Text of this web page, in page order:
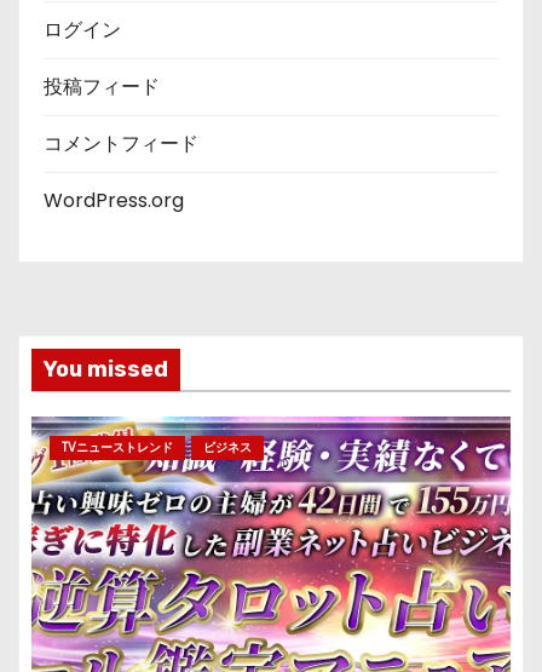
ログイン
投稿フィード
コメントフィード
WordPress.org
You missed
TVニューストレンド ビジネス